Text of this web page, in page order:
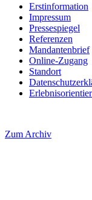
Erstinformation
Impressum
Pressespiegel
Referenzen
Mandantenbrief
Online-Zugang
Standort
Zum Archiv